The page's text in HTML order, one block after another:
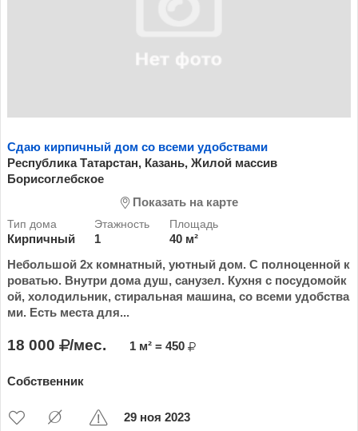
Сдаю кирпичный дом со всеми удобствами
Республика Татарстан, Казань, Жилой массив
Борисоглебское
Показать на карте
Кирпичный 1
40 м²
Небольшой 2х комнатный, уютный дом. С полноценной к
роватью. Внутри дома душ, санузел. Кухня с посудомойк
ой, холодильник, стиральная машина, со всеми удобства
ми. Есть места для...
18 000 /мес. 1 м² = 450
Собственник
29 ноя 2023